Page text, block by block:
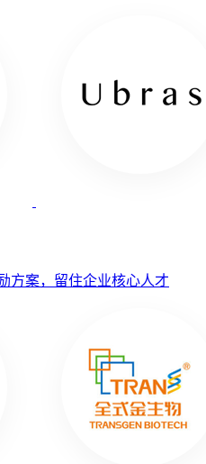
方案，留住企业核心人才